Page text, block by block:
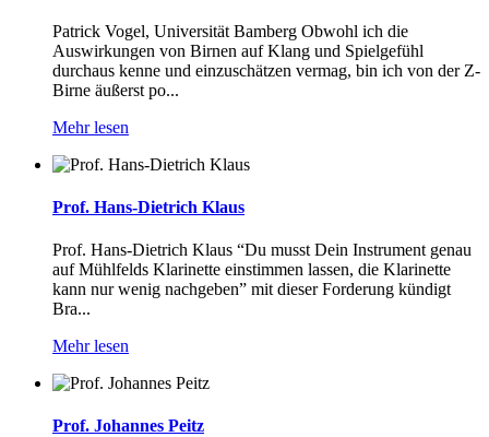
Patrick Vogel, Universität Bamberg Obwohl ich die
Auswirkungen von Birnen auf Klang und Spielgefühl
durchaus kenne und einzuschätzen vermag, bin ich von der Z-
Birne äußerst po...
Mehr lesen
Prof. Hans-Dietrich Klaus
Prof. Hans-Dietrich Klaus “Du musst Dein Instrument genau
auf Mühlfelds Klarinette einstimmen lassen, die Klarinette
kann nur wenig nachgeben” mit dieser Forderung kündigt
Bra...
Mehr lesen
Prof. Johannes Peitz